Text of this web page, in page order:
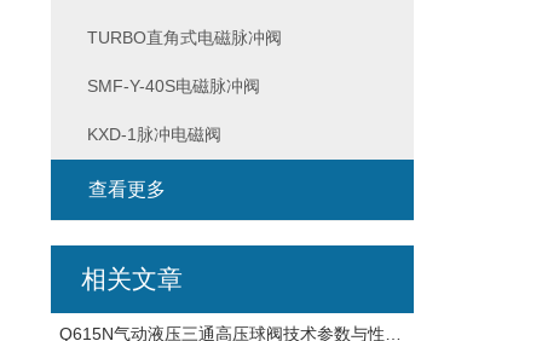
TURBO直角式电磁脉冲阀
SMF-Y-40S电磁脉冲阀
KXD-1脉冲电磁阀
查看更多
相关文章